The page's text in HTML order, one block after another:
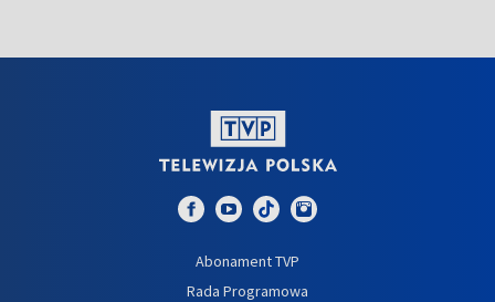
Abonament TVP
Rada Programowa